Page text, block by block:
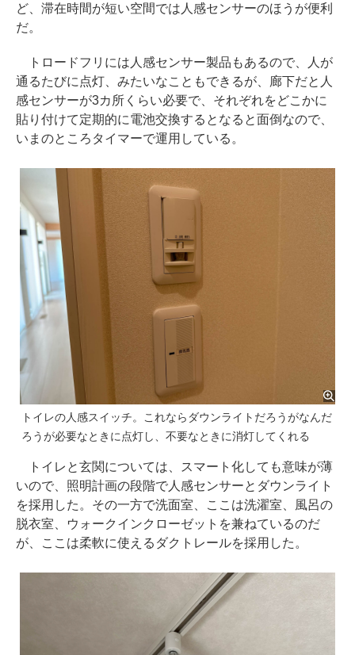
ど、滞在時間が短い空間では人感センサーのほうが便利
だ。
トロードフリには人感センサー製品もあるので、人が
通るたびに点灯、みたいなこともできるが、廊下だと人
感センサーが3カ所くらい必要で、それぞれをどこかに
貼り付けて定期的に電池交換するとなると面倒なので、
いまのところタイマーで運用している。
トイレの人感スイッチ。これならダウンライトだろうがなんだ
ろうが必要なときに点灯し、不要なときに消灯してくれる
トイレと玄関については、スマート化しても意味が薄
いので、照明計画の段階で人感センサーとダウンライト
を採用した。その一方で洗面室、ここは洗濯室、風呂の
脱衣室、ウォークインクローゼットを兼ねているのだ
が、ここは柔軟に使えるダクトレールを採用した。